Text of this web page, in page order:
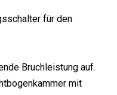
für den
Bruchleistung auf.
mit